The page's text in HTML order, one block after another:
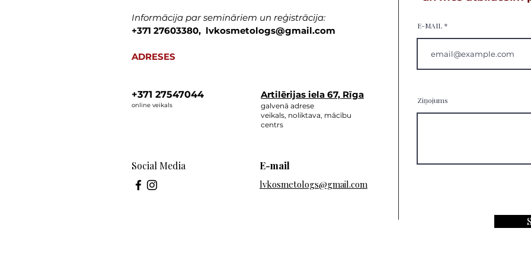
Informācija par semināriem un reģistrācija:
+371 27603380, lvkosmetologs@gmail.com
ADRESES
+371 27547044
online veikals
Social Media
Artilērijas iela 67, Rīga
galvenā adrese
veikals, noliktava, mācību
centrs
E-mail
lvkosmetologs@gmail.com
E-MAIL
Ziņojums